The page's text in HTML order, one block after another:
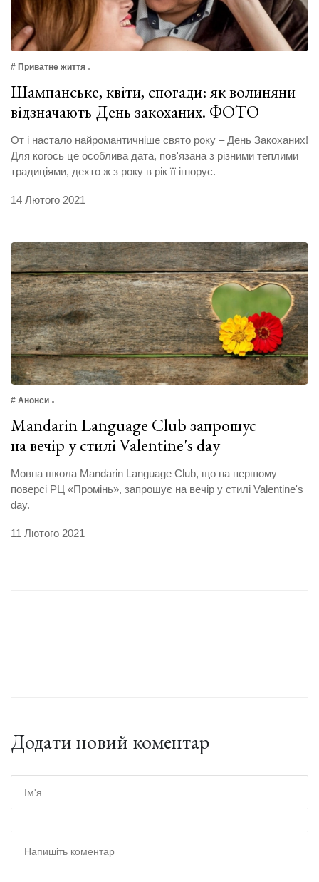
# Приватне життя
Шампанське, квіти, спогади: як волиняни
відзначають День закоханих. ФОТО
От і настало найромантичніше свято року – День Закоханих!
Для когось це особлива дата, пов'язана з різними теплими
традиціями, дехто ж з року в рік її ігнорує.
14 Лютого 2021
# Анонси
Mandarin Language Club запрошує
на вечір у стилі Valentine's day
Мовна школа Mandarin Language Club, що на першому
поверсі РЦ «Промінь», запрошує на вечір у стилі Valentine's
day.
11 Лютого 2021
Додати новий коментар